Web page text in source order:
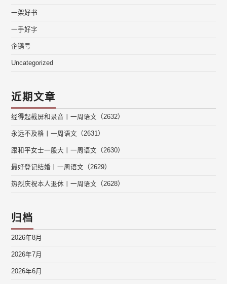
一架好书
一手好字
企鹅号
Uncategorized
近期文章
经得起截屏和录音丨一周语文（2632）
永远不及格丨一周语文（2631）
跟和平女士一般大丨一周语文（2630）
最好登记结婚丨一周语文（2629）
热烈庆祝本人退休丨一周语文（2628）
归档
2026年8月
2026年7月
2026年6月